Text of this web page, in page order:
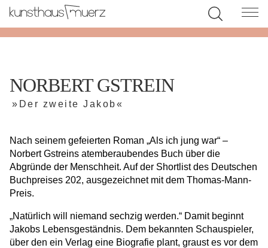
NORBERT GSTREIN
»Der zweite Jakob«
Nach seinem gefeierten Roman „Als ich jung war“ –
Norbert Gstreins atemberaubendes Buch über die
Abgründe der Menschheit. Auf der Shortlist des Deutschen
Buchpreises 202, ausgezeichnet mit dem Thomas-Mann-
Preis.
„Natürlich will niemand sechzig werden.“ Damit beginnt
Jakobs Lebensgeständnis. Dem bekannten Schauspieler,
über den ein Verlag eine Biografie plant, graust es vor dem